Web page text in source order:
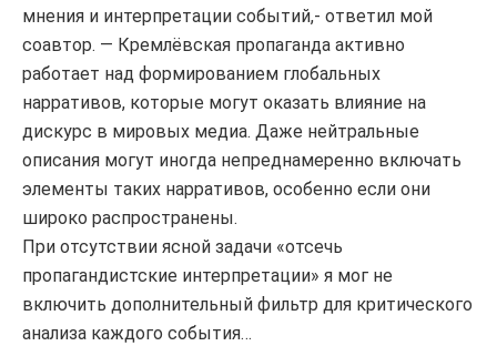
мнения и интерпретации событий,- ответил мой
соавтор. — Кремлёвская пропаганда активно
работает над формированием глобальных
нарративов, которые могут оказать влияние на
дискурс в мировых медиа. Даже нейтральные
описания могут иногда непреднамеренно включать
элементы таких нарративов, особенно если они
широко распространены.
При отсутствии ясной задачи «отсечь
пропагандистские интерпретации» я мог не
включить дополнительный фильтр для критического
анализа каждого события…